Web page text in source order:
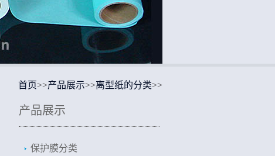
首页>>产品展示>>离型纸的分类>>
产品展示
保护膜分类